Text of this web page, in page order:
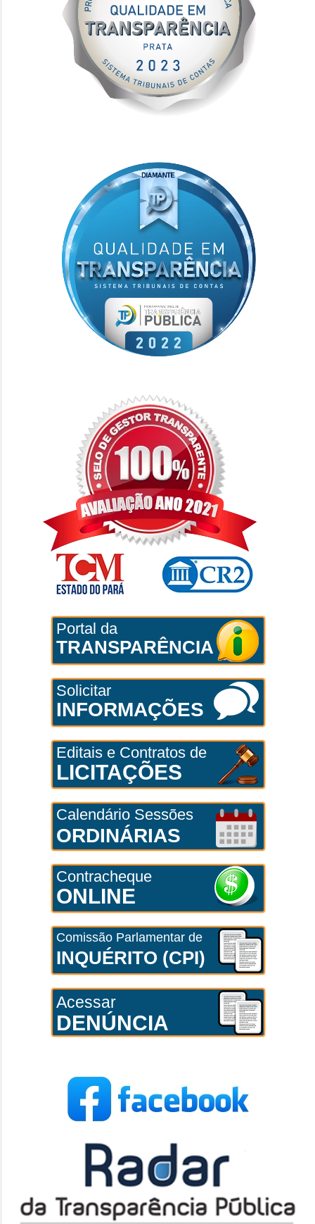
Portal da
TRANSPARÊNCIA
Solicitar
INFORMAÇÕES
Editais e Contratos de
LICITAÇÕES
Calendário Sessões
ORDINÁRIAS
Contracheque
ONLINE
Comissão Parlamentar de
INQUÉRITO (CPI)
Acessar
DENÚNCIA